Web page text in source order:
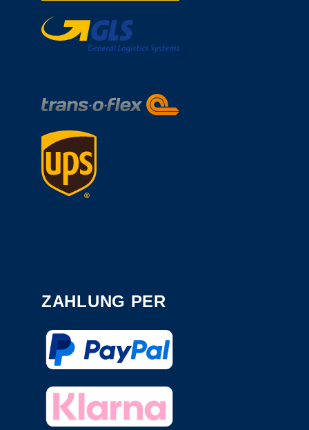
ZAHLUNG PER